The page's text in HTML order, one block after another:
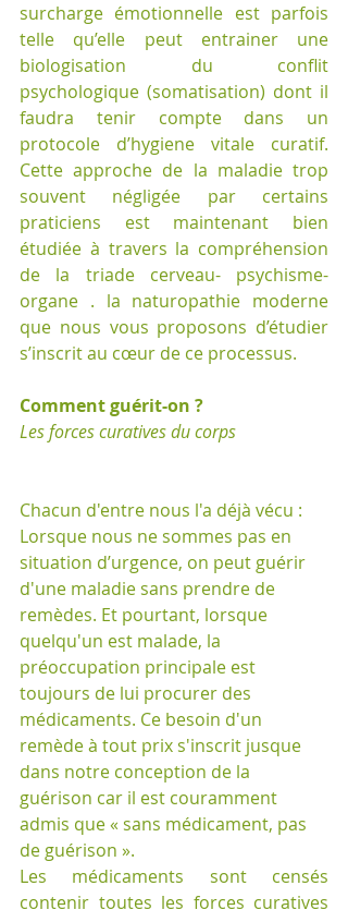
surcharge émotionnelle est parfois
telle qu’elle peut entrainer une
biologisation du conflit
psychologique (somatisation) dont il
faudra tenir compte dans un
protocole d’hygiene vitale curatif.
Cette approche de la maladie trop
souvent négligée par certains
praticiens est maintenant bien
étudiée à travers la compréhension
de la triade cerveau- psychisme-
organe . la naturopathie moderne
que nous vous proposons d’étudier
s’inscrit au cœur de ce processus.
Comment guérit-on ?
Les forces curatives du corps
Chacun d'entre nous l'a déjà vécu :
Lorsque nous ne sommes pas en
situation d’urgence, on peut guérir
d'une maladie sans prendre de
remèdes. Et pourtant, lorsque
quelqu'un est malade, la
préoccupation principale est
toujours de lui procurer des
médicaments. Ce besoin d'un
remède à tout prix s'inscrit jusque
dans notre conception de la
guérison car il est couramment
admis que « sans médicament, pas
de guérison ».
Les médicaments sont censés
contenir toutes les forces curatives